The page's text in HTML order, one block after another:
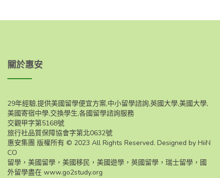
關於惠安
29年經驗,提供美國留學便宜方案,中小留學諮詢,英國大學,美國大學,
美國寄宿中學,交換學生,各國留學諮詢服務
交觀甲字第5168號
旅行社品質保障協會字第北0632號
惠安集團 版權所有 © 2023 All Rights Reserved. Designed by HiiN
CO
留學，美國留學，美國移民，美國遊學，英國留學，瑞士留學，國
外留學盡在 www.go2study.org